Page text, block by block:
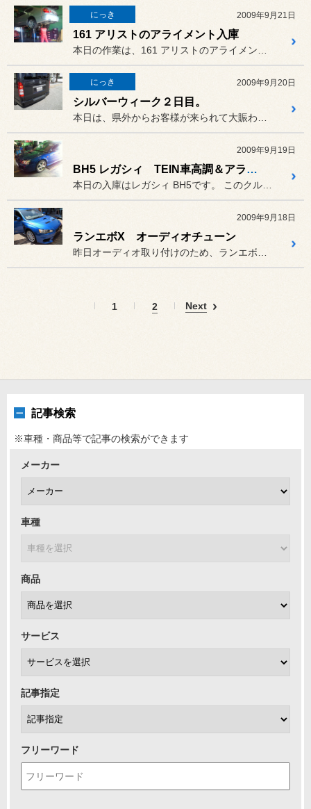
にっき 2009年9月21日
161 アリストのアライメント入庫
にっき 2009年9月20日
シルバーウィーク２日目。
2009年9月19日
BH5 レガシィ TEIN車高調＆アライメント
2009年9月18日
ランエボX オーディオチューン
1 2 Next
記事検索
※車種・商品等で記事の検索ができます
メーカー
車種
商品
サービス
記事指定
フリーワード